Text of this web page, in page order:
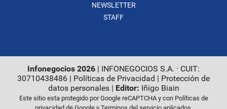
NEWSLETTER
STAFF
Infonegocios 2026 | INFONEGOCIOS S.A. · CUIT:
30710438486 | Políticas de Privacidad | Protección de
datos personales| Editor: Iñigo Biain
Este sitio esta protegido por Google reCAPTCHA y con Políticas de